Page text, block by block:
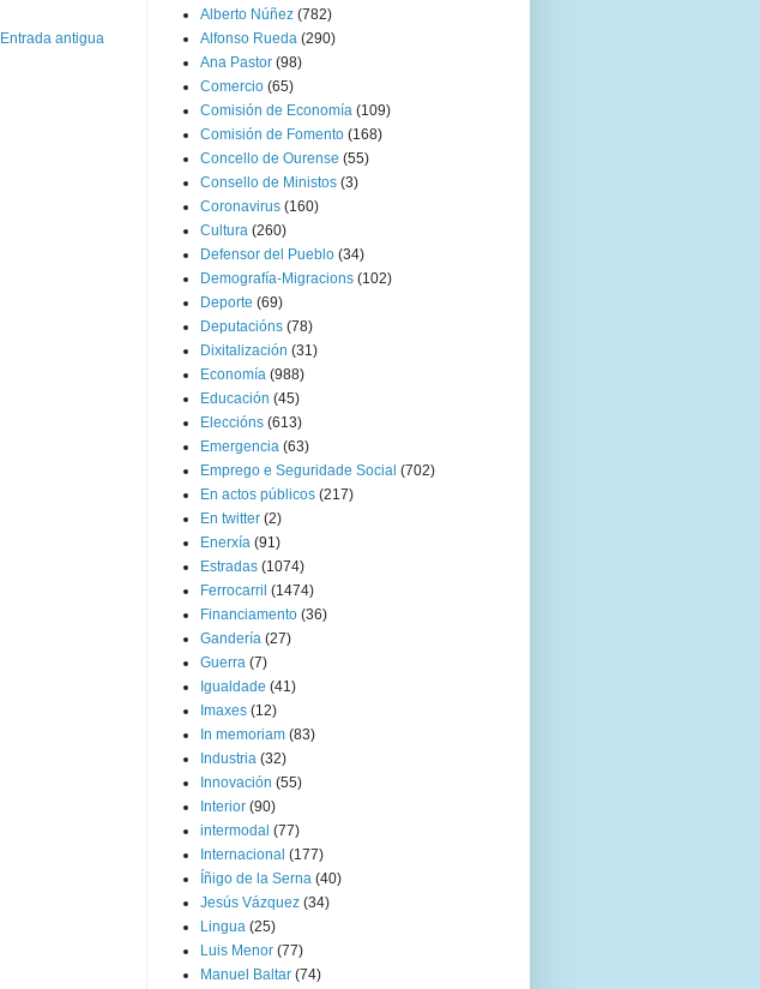
Entrada antigua
Alberto Núñez (782)
Alfonso Rueda (290)
Ana Pastor (98)
Comercio (65)
Comisión de Economía (109)
Comisión de Fomento (168)
Concello de Ourense (55)
Consello de Ministos (3)
Coronavirus (160)
Cultura (260)
Defensor del Pueblo (34)
Demografía-Migracions (102)
Deporte (69)
Deputacións (78)
Dixitalización (31)
Economía (988)
Educación (45)
Eleccións (613)
Emergencia (63)
Emprego e Seguridade Social (702)
En actos públicos (217)
En twitter (2)
Enerxía (91)
Estradas (1074)
Ferrocarril (1474)
Financiamento (36)
Gandería (27)
Guerra (7)
Igualdade (41)
Imaxes (12)
In memoriam (83)
Industria (32)
Innovación (55)
Interior (90)
intermodal (77)
Internacional (177)
Íñigo de la Serna (40)
Jesús Vázquez (34)
Lingua (25)
Luis Menor (77)
Manuel Baltar (74)